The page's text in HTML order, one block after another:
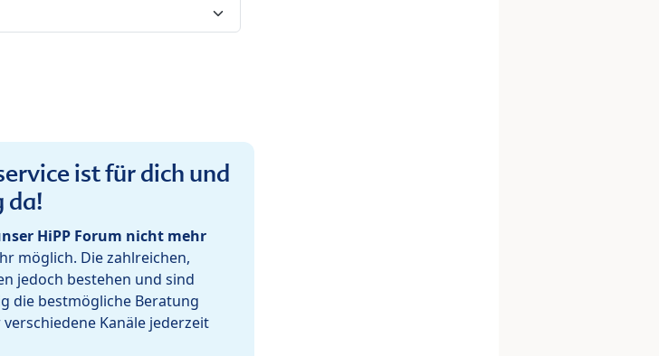
ist für dich und
da!
HiPP Forum nicht mehr
möglich. Die zahlreichen,
jedoch bestehen und sind
die bestmögliche Beratung
verschiedene Kanäle jederzeit